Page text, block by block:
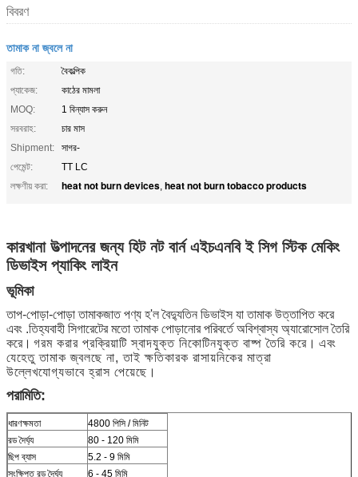
বিবরণ
তামাক না জ্বলে না
গতি:
বৈকল্পিক
প্যাকেজ:
কাঠের মামলা
MOQ:
1 বিন্যাস করুন
সরবরাহ:
চার মাস
Shipment:
সাগর-
পেমেন্ট:
TT LC
লক্ষণীয় করা:
heat not burn devices, heat not burn tobacco products
কারখানা উত্পাদনের জন্য হিট নট বার্ন এইচএনবি ই সিগ স্টিক মেকিং
ডিভাইস প্যাকিং লাইন
ভূমিকা
তাপ-পোড়া-পোড়া তামাকজাত পণ্য হ'ল বৈদ্যুতিন ডিভাইস যা তামাক উত্তাপিত করে
এবং .তিহ্যবাহী সিগারেটের মতো তামাক পোড়ানোর পরিবর্তে অবিশ্বাস্য অ্যারোসোল তৈরি
করে। গরম করার প্রক্রিয়াটি স্বাদযুক্ত নিকোটিনযুক্ত বাষ্প তৈরি করে। এবং
যেহেতু তামাক জ্বলছে না, তাই ক্ষতিকারক রাসায়নিকের মাত্রা
উল্লেখযোগ্যভাবে হ্রাস পেয়েছে।
পরামিতি:
ধারণক্ষমতা
4800 পিসি / মিনিট
রড দৈর্ঘ্য
80 - 120 মিমি
ছিপ ব্যাস
5.2 - 9 মিমি
সংক্ষিপ্ত রড দৈর্ঘ্য
6 - 45 মিমি